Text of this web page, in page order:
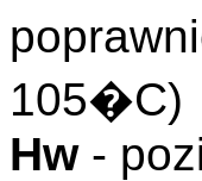
105�C)
Hw-